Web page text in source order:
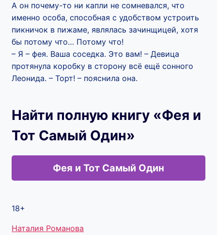
А он почему-то ни капли не сомневался, что
именно особа, способная с удобством устроить
пикничок в пижаме, являлась зачинщицей, хотя
бы потому что… Потому что!
– Я – фея. Ваша соседка. Это вам! – Девица
протянула коробку в сторону всё ещё сонного
Леонида. – Торт! – пояснила она.
Найти полную книгу «Фея и
Тот Самый Один»
Фея и Тот Самый Один
18+
Метки
Наталия Романова